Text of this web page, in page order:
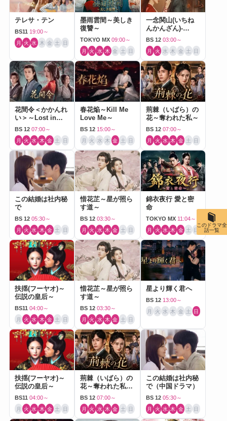
テレサ・テン
BS11 19:00～
月 火 水 木 金 土 日
墨雨雲間～美しき
復讐～
TOKYO MX 09:00～
月 火 水 木 金 土 日
一念関山(いちね
んかんざん)-
Journey to Love-
BS 12 03:00～
月 火 水 木 金 土 日
花間令＜かかんれ
い＞～Lost in
Love～
BS 12 07:00～
月 火 水 木 金 土 日
春花焔～Kill Me
Love Me～
BS 12 15:00～
月 火 水 木 金 土 日
荊棘（いばら）の
花～奪われた私～
BS 12 07:00～
月 火 水 木 金 土 日
この結婚は社内秘
で
BS 12 05:30～
月 火 水 木 金 土 日
惜花芷～星が照ら
す道～
BS 12 03:30～
月 火 水 木 金 土 日
錦衣夜行 愛と密
命
TOKYO MX 11:04～
月 火 水 木 金 土 日
扶揺(フーヤオ)～
伝説の皇后～
BS11 04:00～
月 火 水 木 金 土 日
惜花芷～星が照ら
す道～
BS 12 03:30～
月 火 水 木 金 土 日
星より輝く君へ
BS 12 13:00～
月 火 水 木 金 土 日
扶揺(フーヤオ)～
伝説の皇后～
BS11 04:00～
月 火 水 木 金 土 日
荊棘（いばら）の
花～奪われた私～
（中国ドラマ）
BS 12 07:00～
月 火 水 木 金 土 日
この結婚は社内秘
で（中国ドラマ）
BS 12 05:30～
月 火 水 木 金 土 日
このドラマ全
話一覧